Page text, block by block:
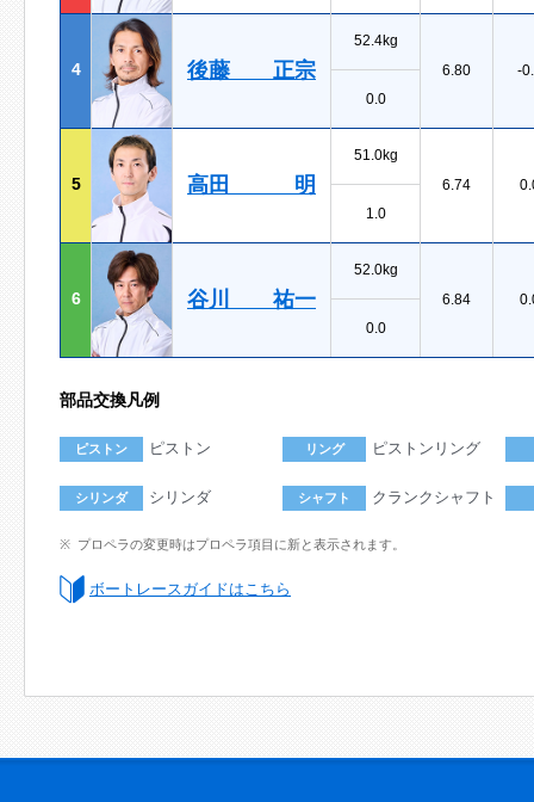
4 後藤 正宗
52.4kg
6.80
-
0.0
5 高田 明
51.0kg
6.74
1.0
6 谷川 祐一
52.0kg
6.84
0.0
部品交換凡例
ピストン ピストン リング ピストンリング
シリンダ シリンダ シャフト クランクシャフト
プロペラの変更時はプロペラ項目に新と表示されます。
ボートレースガイドはこちら